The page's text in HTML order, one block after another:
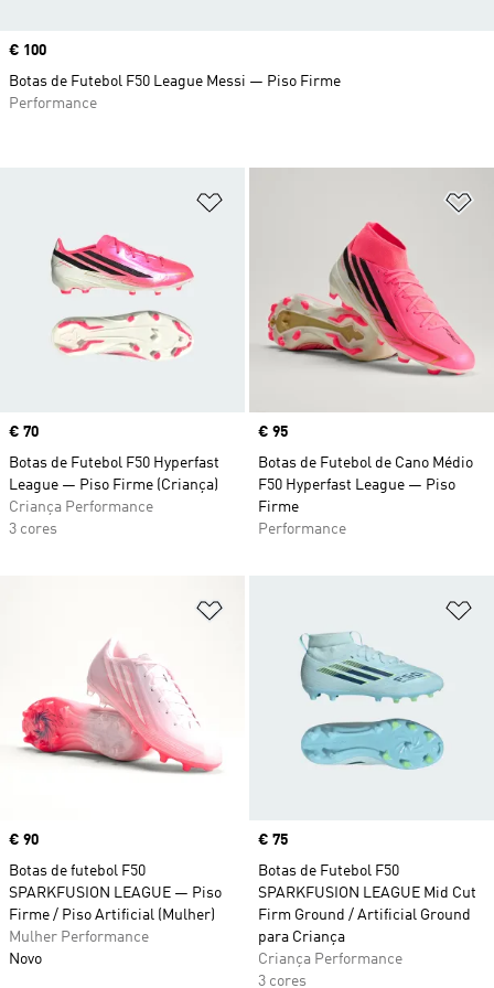
Adicionar à Lista de Desejos
Price
€ 70
Botas de Futebol F50 Hyperfast
League — Piso Firme (Criança)
Criança Performance
3 cores
Price
€ 95
Botas de Futebol de Cano Médio
F50 Hyperfast League — Piso
Firme
Performance
Price
€ 90
Botas de futebol F50
SPARKFUSION LEAGUE — Piso
Firme / Piso Artificial (Mulher)
Mulher Performance
Novo
Price
€ 75
Botas de Futebol F50
SPARKFUSION LEAGUE Mid Cut
Firm Ground / Artificial Ground
para Criança
Criança Performance
3 cores
Price
€ 100
Botas de Futebol F50 League Messi — Piso Firme
Performance